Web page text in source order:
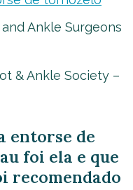
Ankle Surgeons
& Ankle Society –
entorse de
foi ela e que
recomendado